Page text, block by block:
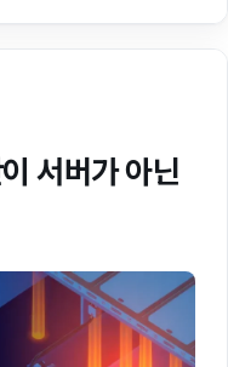
서버가 아닌